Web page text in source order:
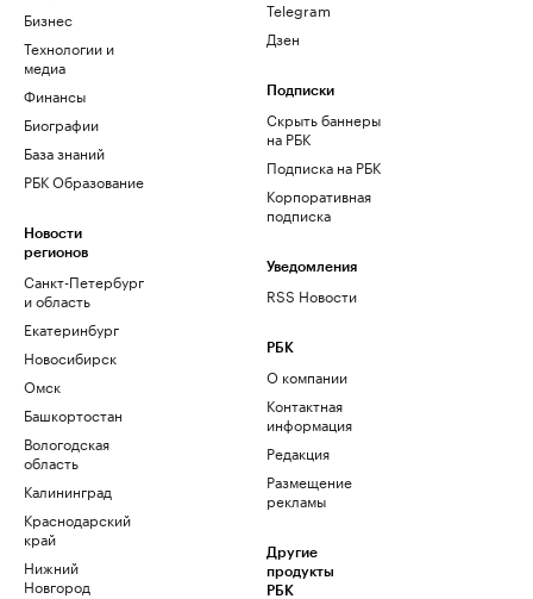
Бизнес
Технологии и
медиа
Финансы
Биографии
База знаний
РБК Образование
Новости
регионов
Санкт-Петербург
и область
Екатеринбург
Новосибирск
Омск
Башкортостан
Вологодская
область
Калининград
Краснодарский
край
Нижний
Новгород
Telegram
Дзен
Подписки
Скрыть баннеры
на РБК
Подписка на РБК
Корпоративная
подписка
Уведомления
RSS Новости
РБК
О компании
Контактная
информация
Редакция
Размещение
рекламы
Другие
продукты
РБК